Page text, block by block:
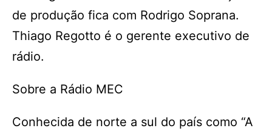
de produção fica com Rodrigo Soprana.
Thiago Regotto é o gerente executivo de
rádio.
Sobre a Rádio MEC
Conhecida de norte a sul do país como “A